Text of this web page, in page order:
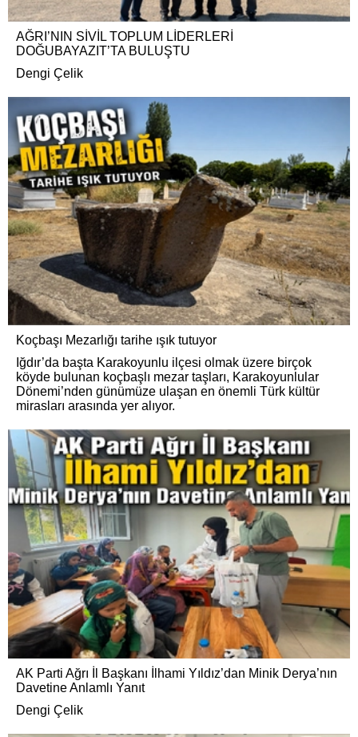
AĞRI’NIN SİVİL TOPLUM LİDERLERİ
DOĞUBAYAZIT’TA BULUŞTU
Dengi Çelik
Koçbaşı Mezarlığı tarihe ışık tutuyor
Iğdır’da başta Karakoyunlu ilçesi olmak üzere birçok
köyde bulunan koçbaşlı mezar taşları, Karakoyunlular
Dönemi’nden günümüze ulaşan en önemli Türk kültür
mirasları arasında yer alıyor.
AK Parti Ağrı İl Başkanı İlhami Yıldız’dan Minik Derya’nın
Davetine Anlamlı Yanıt
Dengi Çelik